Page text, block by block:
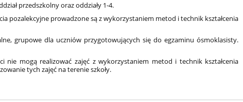
przedszkolny oraz oddziały 1-4.
pozalekcyjne prowadzone sąz wykorzystaniem metod i technik kształcenia
grupowe dla uczniów przygotowujących się do egzaminu ósmoklasisty.
nie mogą realizować zajęć z wykorzystaniem metod i technik kształcenia
tych zajęć na terenie szkoły.